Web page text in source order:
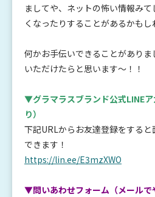
ましてや、ネットの怖い情報み
くなったりすることがあるかもし
何かお手伝いできることがあり
いただけたらと思います～！！
▼グラマラスブランド公式LINEア
り）
下記URLからお友達登録をする
できます！
https://lin.ee/E3mzXWO
▼問いあわせフォーム（メールで